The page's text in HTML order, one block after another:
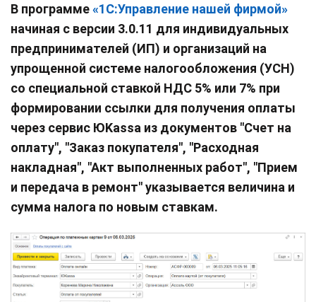
В программе«1С:Управление нашей фирмой»
начиная с версии 3.0.11 для индивидуальных
предпринимателей (ИП) и организаций на
упрощенной системе налогообложения (УСН)
со специальной ставкой НДС 5% или 7% при
формировании ссылки для получения оплаты
через сервис ЮKassa из документов "Счет на
оплату", "Заказ покупателя", "Расходная
накладная", "Акт выполненных работ", "Прием
и передача в ремонт" указывается величина и
сумма налога по новым ставкам.